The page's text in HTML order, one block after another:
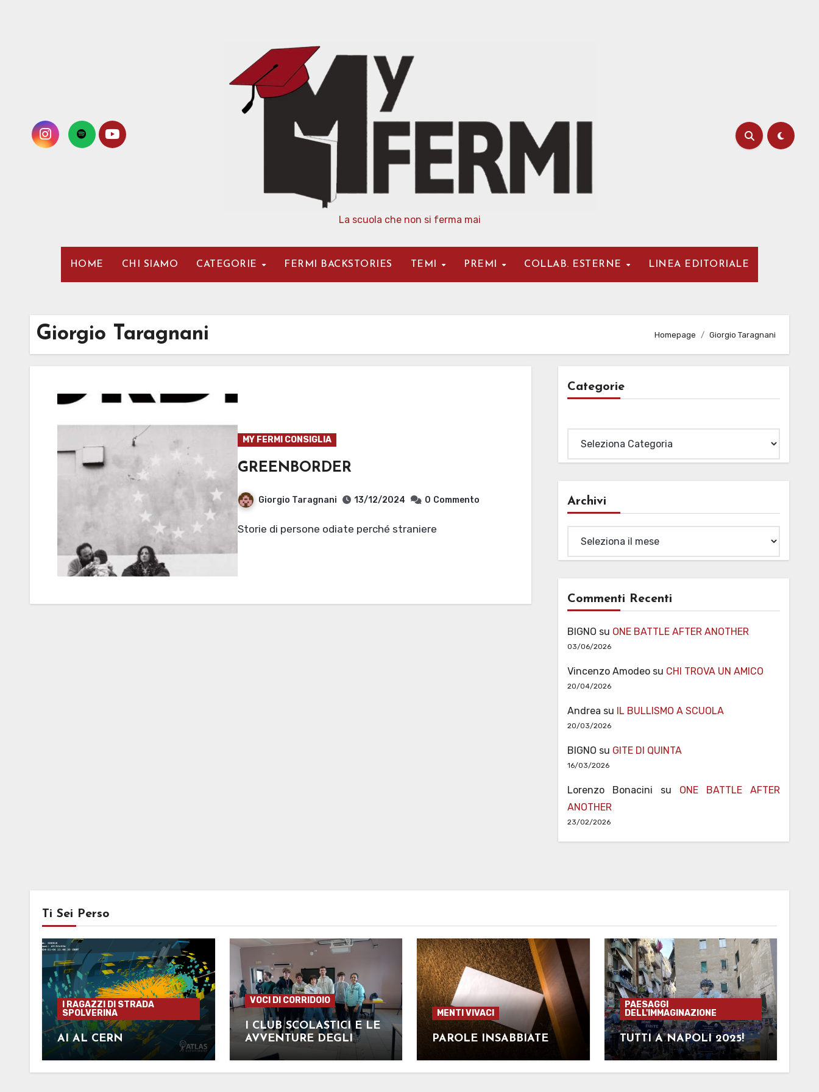
La scuola che non si ferma mai
HOME CHI SIAMO CATEGORIE FERMI BACKSTORIES TEMI PREMI COLLAB. ESTERNE LINEA EDITORIALE
Giorgio Taragnani Homepage Giorgio Taragnani
MY FERMI CONSIGLIA
GREENBORDER
Giorgio Taragnani 13/12/2024 0 Commento
Storie di persone odiate perché straniere
Categorie
Archivi
Commenti Recenti
BIGNO su ONE BATTLE AFTER ANOTHER
03/06/2026
Vincenzo Amodeosu CHI TROVA UN AMICO
20/04/2026
Andrea su IL BULLISMO A SCUOLA
20/03/2026
BIGNO su GITE DI QUINTA
16/03/2026
Lorenzo Bonacini su ONE BATTLE AFTER
ANOTHER
23/02/2026
Ti Sei Perso
I RAGAZZI DI STRADA
SPOLVERINA
AI AL CERN
VOCI DI CORRIDOIO
I CLUB SCOLASTICI E LE
AVVENTURE DEGLI
SCACCHISTI
MENTI VIVACI
PAROLE INSABBIATE
PAESAGGI
DELL'IMMAGINAZIONE
TUTTI A NAPOLI 2025!